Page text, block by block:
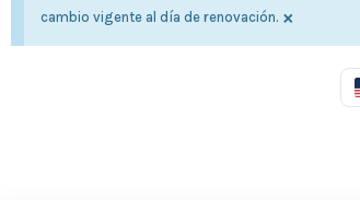
cambio vigente al día de renovación. ×